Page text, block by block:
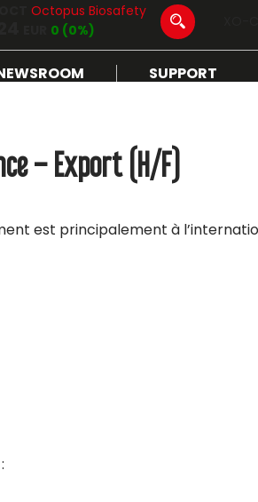
Octopus Biosafety
0 (0%)
SUPPORT
– Export (H/F)
est principalement à